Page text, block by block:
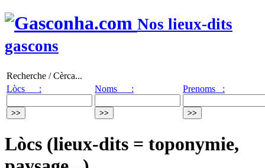
Nos lieux-dits
gascons
Recherche / Cèrca...
Lòcs :
Noms : Prenoms :
Lòcs (lieux-dits = toponymie,